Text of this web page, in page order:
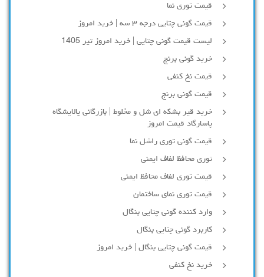
قیمت توری نما
قیمت گونی چتایی درجه ۳ سه | خرید امروز
لیست قیمت گونی چتایی | خرید امروز تیر 1405
خرید گونی برنج
قیمت نخ کنفی
قیمت گونی برنج
خرید قیر بشکه ای شل و مخلوط | بازرگانی پالایشگاه
پاسارگاد قیمت امروز
قیمت گونی توری راشل نما
توری محافظ لفاف ایمنی
قیمت توری لفاف محافظ ایمنی
قیمت توری نمای ساختمان
وارد کننده گونی چتایی بنگال
کاربرد گونی چتایی بنگال
قیمت گونی چتایی بنگال | خرید امروز
خرید نخ کنفی